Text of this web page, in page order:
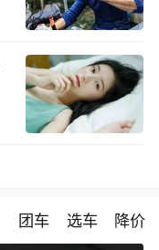
团车 选车 降价